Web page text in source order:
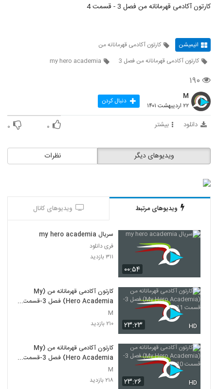
کارتون آکادمی قهرمانانه من فصل 3 - قسمت 4
انیمیشن
کارتون آکادمی قهرمانانه من
کارتون آکادمی قهرمانانه من فصل 3
my hero academia
۱۹۰
M
۲۲ اردیبهشت ۱۴۰۱ دنبال کردن
دانلود بیشتر ۰ ۰
نظرات ویدیوهای دیگر
ویدیوهای مرتبط ویدیوهای کانال
۰۰:۵۴
سریال my hero academia
فری دانلود
۳۱۱ بازدید
۲۳:۲۳ HD
کارتون آکادمی قهرمانانه من (My
Hero Academia) فصل 3-قسمت
11
M
۲۱۰ بازدید
۲۳:۲۶ HD
کارتون آکادمی قهرمانانه من (My
Hero Academia) فصل 3-قسمت
10
M
۲۱۸ بازدید